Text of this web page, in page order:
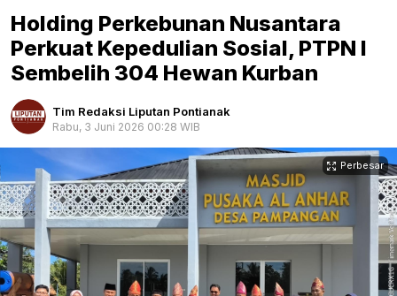
Holding Perkebunan Nusantara
Perkuat Kepedulian Sosial, PTPN I
Sembelih 304 Hewan Kurban
Tim Redaksi Liputan Pontianak
Rabu, 3 Juni 2026 00:28 WIB
Perbesar